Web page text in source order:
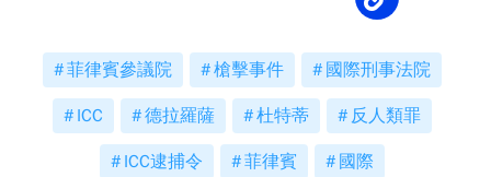
菲律賓參議院 槍擊事件 國際刑事法院
ICC 德拉羅薩 杜特蒂 反人類罪
ICC逮捕令 菲律賓 國際